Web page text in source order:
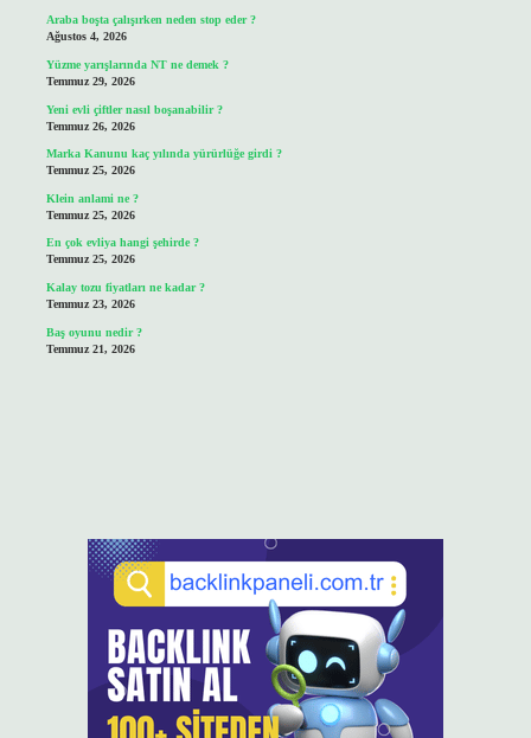
Araba boşta çalışırken neden stop eder ?
Ağustos 4, 2026
Yüzme yarışlarında NT ne demek ?
Temmuz 29, 2026
Yeni evli çiftler nasıl boşanabilir ?
Temmuz 26, 2026
Marka Kanunu kaç yılında yürürlüğe girdi ?
Temmuz 25, 2026
Klein anlami ne ?
Temmuz 25, 2026
En çok evliya hangi şehirde ?
Temmuz 25, 2026
Kalay tozu fiyatları ne kadar ?
Temmuz 23, 2026
Baş oyunu nedir ?
Temmuz 21, 2026